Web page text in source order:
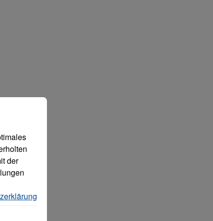
Mehr Informationen ...
der